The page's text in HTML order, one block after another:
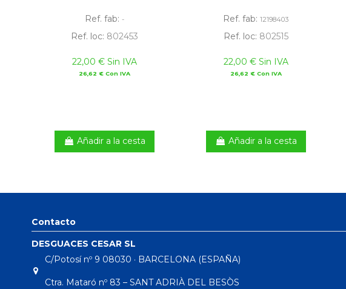
Ref. fab: -
Ref. loc: 802453
22,00 € Sin IVA
26,62 € Con IVA
Añadir a la cesta
Ref. fab: 12198403
Ref. loc: 802515
22,00 € Sin IVA
26,62 € Con IVA
Añadir a la cesta
Contacto
DESGUACES CESAR SL
C/Potosí nº 9 08030 · BARCELONA (ESPAÑA)
Ctra. Mataró nº 83 – SANT ADRIÀ DEL BESÒS